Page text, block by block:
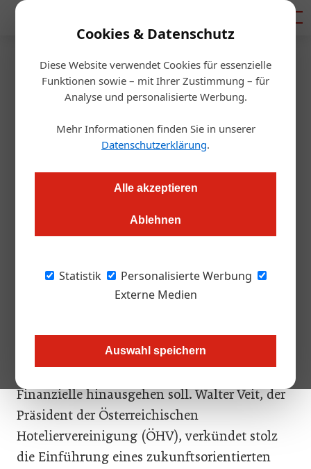
Cookies & Datenschutz
Diese Website verwendet Cookies für essenzielle
Funktionen sowie – mit Ihrer Zustimmung – für
Analyse und personalisierte Werbung.
Mehr Informationen finden Sie in unserer
Datenschutzerklärung.
Alle akzeptieren
Ablehnen
Statistik
Personalisierte Werbung
Externe Medien
Auswahl speichern
Startseite/Gastro & Hotel
Mitarbeiter
Neuer Hotel-Kollektivvertrag
kommt
Mit einem neuen Kollektivvertrag, der im November in Kraft
Erneuerung.
denkt reflexartig an finanzielle Aspekte wie
Löhne und Gehälter. Doch dieses Jahr markiert
Finanzielle hinausgehen soll. Walter Veit, der
Präsident der Österreichischen
Hoteliervereinigung (ÖHV), verkündet stolz
die Einführung eines zukunftsorientierten